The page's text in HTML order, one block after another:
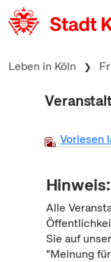
zum Inhalt springen
Leben in Köln
Vorlesen
Hinweis:
Alle
Sie auf
"Meinung